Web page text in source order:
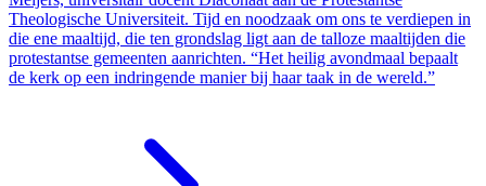
Theologische Universiteit. Tijd en noodzaak om ons te verdiepen in
die ene maaltijd, die ten grondslag ligt aan de talloze maaltijden die
protestantse gemeenten aanrichten. “Het heilig avondmaal bepaalt
de kerk op een indringende manier bij haar taak in de wereld.”